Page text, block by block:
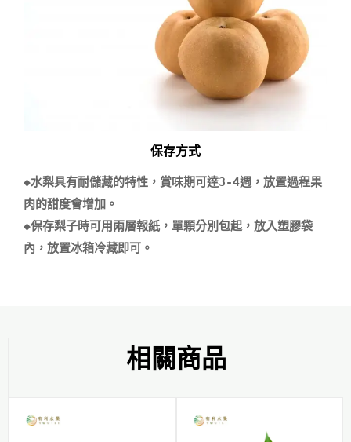
保存方式
◆水梨具有耐儲藏的特性，賞味期可達3-4週，放置過程果
肉的甜度會增加。
◆保存梨子時可用兩層報紙，單顆分別包起，放入塑膠袋
相關商品